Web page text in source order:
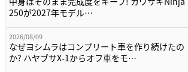
250が2027年モデル…
2026/08/09
なぜヨシムラはコンプリート車を作り続けたの
か? ハヤブサX-1からオフ車をモ…